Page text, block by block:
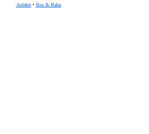
Anfahrt• Bus & Bahn